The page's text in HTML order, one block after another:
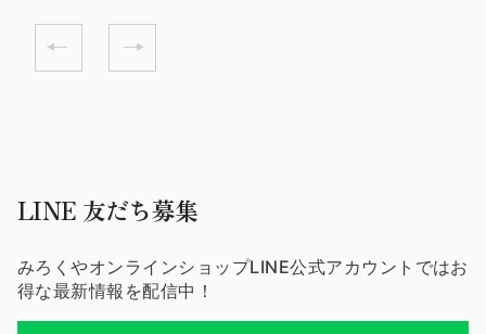
LINE 友だち募集
みろくやオンラインショップLINE公式アカウントではお
得な最新情報を配信中！